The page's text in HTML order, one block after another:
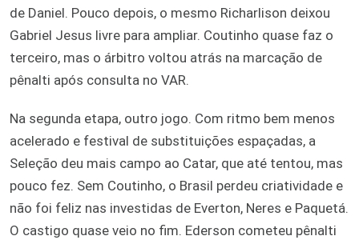
de Daniel. Pouco depois, o mesmo Richarlison deixou
Gabriel Jesus livre para ampliar. Coutinho quase faz o
terceiro, mas o árbitro voltou atrás na marcação de
pênalti após consulta no VAR.
Na segunda etapa, outro jogo. Com ritmo bem menos
acelerado e festival de substituições espaçadas, a
Seleção deu mais campo ao Catar, que até tentou, mas
pouco fez. Sem Coutinho, o Brasil perdeu criatividade e
não foi feliz nas investidas de Everton, Neres e Paquetá.
O castigo quase veio no fim. Ederson cometeu pênalti